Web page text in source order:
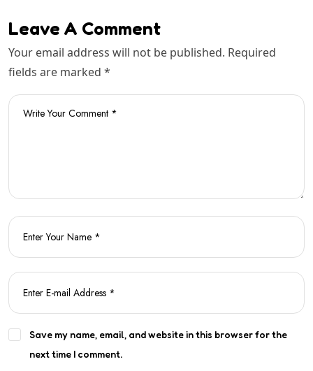
Leave A Comment
Your email address will not be published. Required
fields are marked *
Save my name, email, and website in this browser for the
next time I comment.